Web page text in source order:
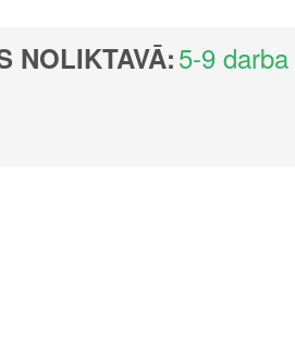
NOLIKTAVĀ:5-9